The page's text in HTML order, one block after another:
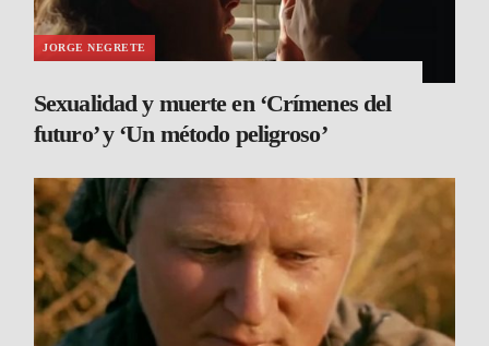
JORGE NEGRETE
Sexualidad y muerte en ‘Crímenes del
futuro’ y ‘Un método peligroso’